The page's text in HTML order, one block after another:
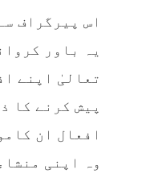
اس پیرگراف
یہ باور
تعالیٰ اپنے
پیش کرنے کا
افعال ان
وہ اپنی